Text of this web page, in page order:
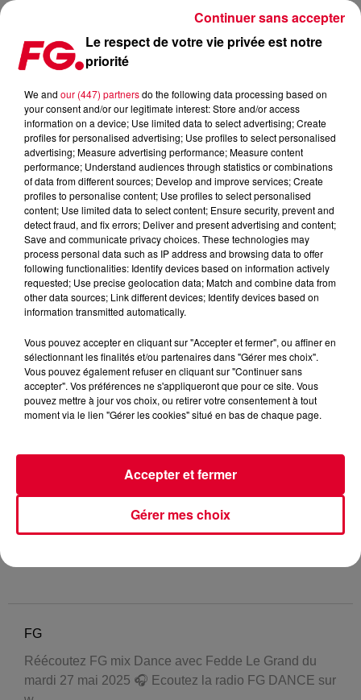
FG MIX DANCE : FEDDE LE GRAND
FG
Réécoutez FG mix Dance avec Fedde Le Grand du
mardi 27 mai 2025 🎧 Ecoutez la radio FG DANCE sur
Le respect de votre vie privée est notre
priorité
We and our (447) partnersdo the following data processing based on
your consent and/or our legitimate interest: Store and/or access
information on a device; Use limited data to select advertising; Create
profiles for personalised advertising; Use profiles to select personalised
advertising; Measure advertising performance; Measure content
performance; Understand audiences through statistics or combinations
of data from different sources; Develop and improve services; Create
profiles to personalise content; Use profiles to select personalised
content; Use limited data to select content; Ensure security, prevent and
detect fraud, and fix errors; Deliver and present advertising and content;
Save and communicate privacy choices. These technologies may
process personal data such as IP address and browsing data to offer
following functionalities: Identify devices based on information actively
requested; Use precise geolocation data; Match and combine data from
other data sources; Link different devices; Identify devices based on
information transmitted automatically.
Vous pouvez accepter en cliquant sur "Accepter et fermer", ou affiner en
sélectionnant les finalités et/ou partenaires dans "Gérer mes choix".
Vous pouvez également refuser en cliquant sur "Continuer sans
accepter". Vos préférences ne s'appliqueront que pour ce site. Vous
pouvez mettre à jour vos choix, ou retirer votre consentement à tout
moment via le lien "Gérer les cookies" situé en bas de chaque page.
Gérer mes choix
Accepter et fermer
Continuer sans accepter